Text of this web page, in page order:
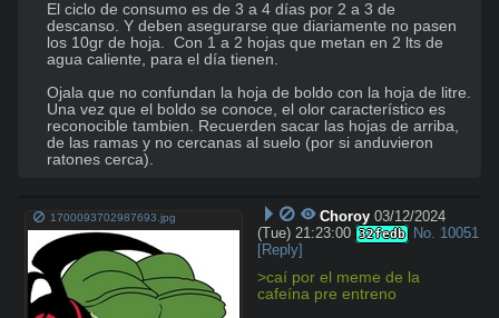
El ciclo de consumo es de 3 a 4 días por 2 a 3 de
descanso. Y deben asegurarse que diariamente no pasen
los 10gr de hoja.  Con 1 a 2 hojas que metan en 2 lts de
agua caliente, para el día tienen.
Ojala que no confundan la hoja de boldo con la hoja de litre.
Una vez que el boldo se conoce, el olor característico es
reconocible tambien. Recuerden sacar las hojas de arriba,
de las ramas y no cercanas al suelo (por si anduvieron
ratones cerca).
1700093702987693.jpg Choroy 03/12/2024
(Tue) 21:23:00 32fedb No. 10051
[Reply]
>caí por el meme de la
cafeína pre entreno